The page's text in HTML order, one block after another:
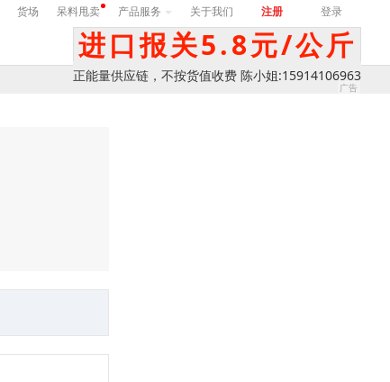
货场 呆料甩卖 产品服务 关于我们 注册 登录
进口报关5.8元/公斤
正能量供应链，不按货值收费 陈小姐:15914106963